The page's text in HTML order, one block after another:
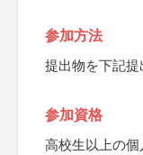
参加方法
提出物を下記
参加資格
高校生以上の個